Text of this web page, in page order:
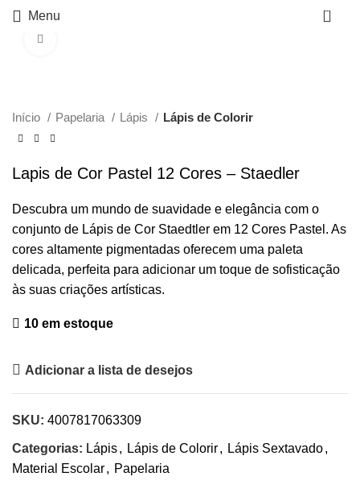
Menu 0
Início Papelaria Lápis Lápis de Colorir
Lapis de Cor Pastel 12 Cores – Staedler
Descubra um mundo de suavidade e elegância com o
conjunto de Lápis de Cor Staedtler em 12 Cores Pastel. As
cores altamente pigmentadas oferecem uma paleta
delicada, perfeita para adicionar um toque de sofisticação
às suas criações artísticas.
10 em estoque
Adicionar a lista de desejos
SKU: 4007817063309
Categorias: Lápis, Lápis de Colorir, Lápis Sextavado,
Material Escolar, Papelaria